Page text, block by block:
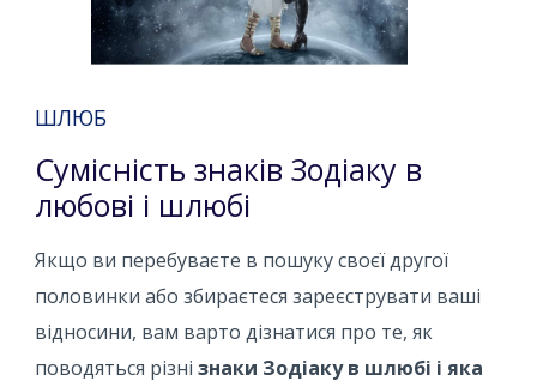
ШЛЮБ
Сумісність знаків Зодіаку в
любові і шлюбі
Якщо ви перебуваєте в пошуку своєї другої
половинки або збираєтеся зареєструвати ваші
відносини, вам варто дізнатися про те, як
поводяться різні знаки Зодіаку в шлюбі і яка